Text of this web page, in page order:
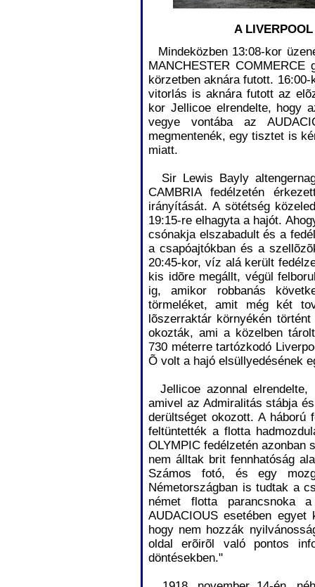
A
Mindeközben 13:08-kor
MANCHESTER
körzetben aknára futott.
vitorlás is aknára futott az
kor Jellicoe elrendelte, hogy
vegye vontába az
megmentenék, egy tisztet is
miatt.
Sir Lewis Bayly
CAMBRIA fedélzetén
irányítását. A sötétség
19:15-re elhagyta a hajót.
csónakja elszabadult és a
a csapóajtókban és a
20:45-kor, víz alá került
kis idõre megállt, végül
ig, amikor robbanás
törmeléket, amit még két
lõszerraktár környékén
okozták, ami a közelben
730 méterre tartózkodó
Õ volt a hajó elsüllyedésének
Jellicoe azonnal elrendelte,
amivel az Admiralitás stábja
derültséget okozott. A háború
feltüntették a flotta
OLYMPIC fedélzetén azonban
nem álltak brit fennhatóság
Számos fotó, és egy
Németországban is tudtak a
német flotta parancsnoka
AUDACIOUS esetében
hogy nem hozzák
oldal erõirõl való pontos
döntésekben."